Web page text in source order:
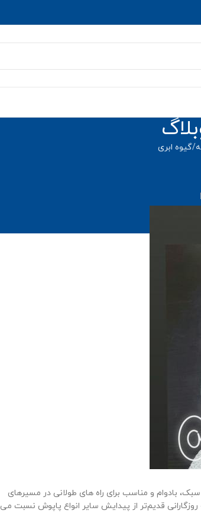
گیوه ابری
بادوام و مناسب برای راه های طولانی در مسيرهای
قدیم‌تر از پيدايش ساير انواع پاپوش نسبت می